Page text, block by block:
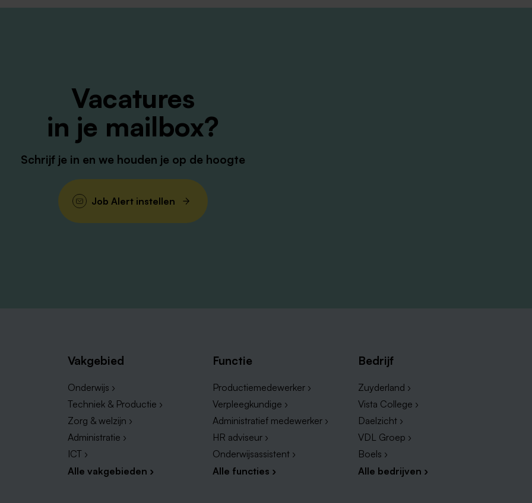
Vacatures
in je mailbox?
Schrijf je in en we houden je op de hoogte
Job Alert instellen
Vakgebied
Onderwijs ›
Techniek & Productie ›
Zorg & welzijn ›
Administratie ›
ICT ›
Alle vakgebieden ›
Functie
Productiemedewerker ›
Verpleegkundige ›
Administratief medewerker ›
HR adviseur ›
Onderwijsassistent ›
Alle functies ›
Bedrijf
Zuyderland ›
Vista College ›
Daelzicht ›
VDL Groep ›
Boels ›
Alle bedrijven ›